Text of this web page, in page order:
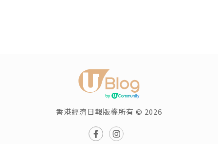
香港經濟日報版權所有 © 2026